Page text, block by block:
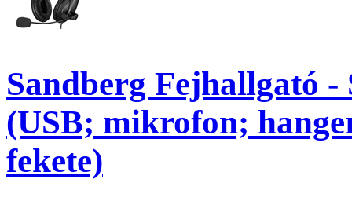
Sandberg Fejhallgató -
(USB; mikrofon;
fekete)